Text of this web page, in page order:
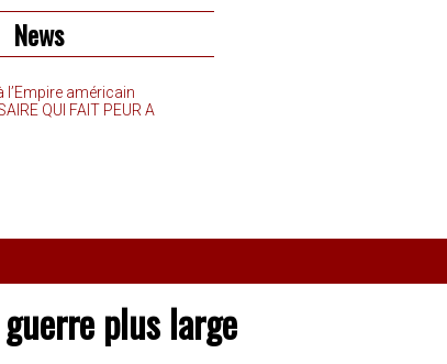
News
l’Empire américain
QUI FAIT PEUR A
guerre plus large